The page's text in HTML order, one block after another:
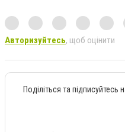
Авторизуйтесь, щоб оцінити
Поділіться та підписуйтесь